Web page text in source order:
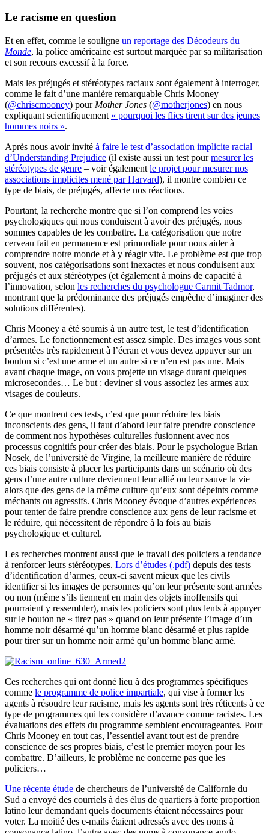
Le racisme en question
Et en effet, comme le souligne un reportage des Décodeurs du
Monde, la police américaine est surtout marquée par sa militarisation
et son recours excessif à la force.
Mais les préjugés et stéréotypes raciaux sont également à interroger,
comme le fait d’une manière remarquable Chris Mooney
(@chriscmooney) pour Mother Jones (@motherjones) en nous
expliquant scientifiquement « pourquoi les flics tirent sur des jeunes
hommes noirs ».
Après nous avoir invité à faire le test d’association implicite racial
d’Understanding Prejudice (il existe aussi un test pourmesurer les
stéréotypes de genre – voir également le projet pour mesurer nos
associations implicites mené par Harvard), il montre combien ce
type de biais, de préjugés, affecte nos réactions.
Pourtant, la recherche montre que si l’on comprend les voies
psychologiques qui nous conduisent à avoir des préjugés, nous
sommes capables de les combattre. La catégorisation que notre
cerveau fait en permanence est primordiale pour nous aider à
comprendre notre monde et à y réagir vite. Le problème est que trop
souvent, nos catégorisations sont inexactes et nous conduisent aux
préjugés et aux stéréotypes (et également à moins de capacité à
l’innovation, selon les recherches du psychologue Carmit Tadmor,
montrant que la prédominance des préjugés empêche d’imaginer des
solutions différentes).
Chris Mooney a été soumis à un autre test, le test d’identification
d’armes. Le fonctionnement est assez simple. Des images vous sont
présentées très rapidement à l’écran et vous devez appuyer sur un
bouton si c’est une arme et un autre si ce n’en est pas une. Mais
avant chaque image, on vous projette un visage durant quelques
microsecondes… Le but : deviner si vous associez les armes aux
visages de couleurs.
Ce que montrent ces tests, c’est que pour réduire les biais
inconscients des gens, il faut d’abord leur faire prendre conscience
de comment nos hypothèses culturelles fusionnent avec nos
processus cognitifs pour créer des biais. Pour le psychologue Brian
Nosek, de l’université de Virgine, la meilleure manière de réduire
ces biais consiste à placer les participants dans un scénario où des
gens d’une autre culture deviennent leur allié ou leur sauve la vie
alors que des gens de la même culture qu’eux sont dépeints comme
méchants ou agressifs. Chris Mooney évoque d’autres expériences
pour tenter de faire prendre conscience aux gens de leur racisme et
le réduire, qui nécessitent de répondre à la fois au biais
psychologique et culturel.
Les recherches montrent aussi que le travail des policiers a tendance
à renforcer leurs stéréotypes. Lors d’études (.pdf) depuis des tests
d’identification d’armes, ceux-ci savent mieux que les civils
identifier si les images de personnes qu’on leur présente sont armées
ou non (même s’ils tiennent en main des objets inoffensifs qui
pourraient y ressembler), mais les policiers sont plus lents à appuyer
sur le bouton ne « tirez pas » quand on leur présente l’image d’un
homme noir désarmé qu’un homme blanc désarmé et plus rapide
pour tirer sur un homme noir armé qu’un homme blanc armé.
Ces recherches qui ont donné lieu à des programmes spécifiques
comme le programme de police impartiale, qui vise à former les
agents à résoudre leur racisme, mais les agents sont très réticents à ce
type de programmes qui les considère d’avance comme racistes. Les
évaluations des effets du programme semblent encourageantes. Pour
Chris Mooney en tout cas, l’essentiel avant tout est de prendre
conscience de ses propres biais, c’est le premier moyen pour les
combattre. D’ailleurs, le problème ne concerne pas que les
policiers…
Une récente étude de chercheurs de l’université de Californie du
Sud a envoyé des courriels à des élus de quartiers à forte proportion
latino leur demandant quels documents étaient nécessaires pour
voter. La moitié des e-mails étaient adressés avec des noms à